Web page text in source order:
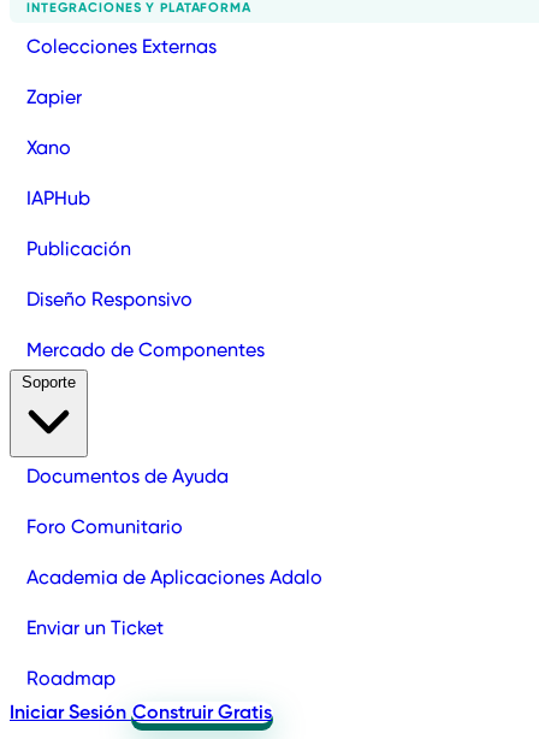
INTEGRACIONES Y PLATAFORMA
Colecciones Externas
Zapier
Xano
IAPHub
Publicación
Diseño Responsivo
Mercado de Componentes
Documentos de Ayuda
Foro Comunitario
Academia de Aplicaciones Adalo
Enviar un Ticket
Roadmap
Iniciar Sesión Construir Gratis